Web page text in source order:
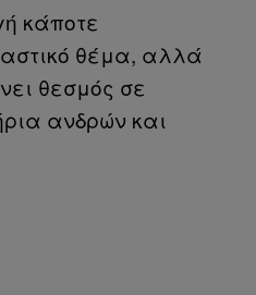
κάποτε
θέμα, αλλά
θεσμός σε
ανδρών και